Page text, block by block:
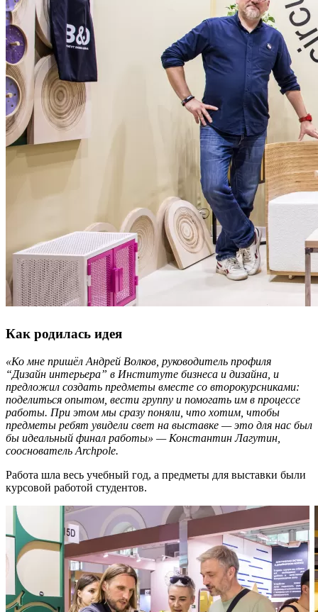
Как родилась идея
«Ко мне пришёл Андрей Волков, руководитель профиля
“Дизайн интерьера” в Институте бизнеса и дизайна, и
предложил создать предметы вместе со второкурсниками:
поделиться опытом, вести группу и помогать им в процессе
работы. При этом мы сразу поняли, что хотим, чтобы
предметы ребят увидели свет на выставке — это для нас был
бы идеальный финал работы» — Константин Лагутин,
сооснователь Archpole.
Работа шла весь учебный год, а предметы для выставки были
курсовой работой студентов.